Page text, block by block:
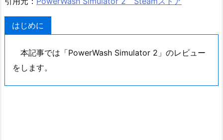
はじめに
本記事では「PowerWash Simulator 2」のレビュー
をします。